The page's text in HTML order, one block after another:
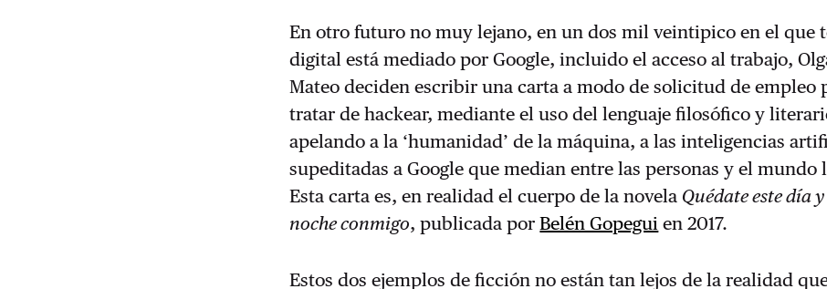
En otro futuro no muy lejano, en un dos mil veintipico en el que
digital está mediado por Google, incluido el acceso al trabajo,
Mateo deciden escribir una carta a modo de solicitud de empleo
tratar de hackear, mediante el uso del lenguaje filosófico y
apelando a la ‘humanidad’ de la máquina, a las inteligencias
supeditadas a Google que median entre las personas y el mundo
Esta carta es, en realidad el cuerpo de la novela Quédate este día
noche conmigo, publicada porBelén Gopegui en 2017.
Estos dos ejemplos de ficción no están tan lejos de la realidad